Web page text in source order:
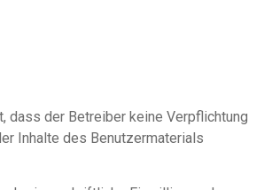
dass der Betreiber keine Verpflichtung
Inhalte des Benutzermaterials